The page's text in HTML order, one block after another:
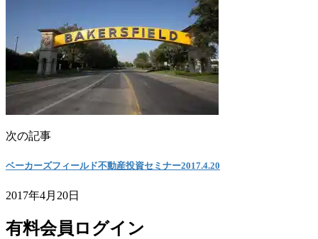
次の記事
ベーカーズフィールド不動産投資セミナー2017.4.20
2017年4月20日
有料会員ログイン